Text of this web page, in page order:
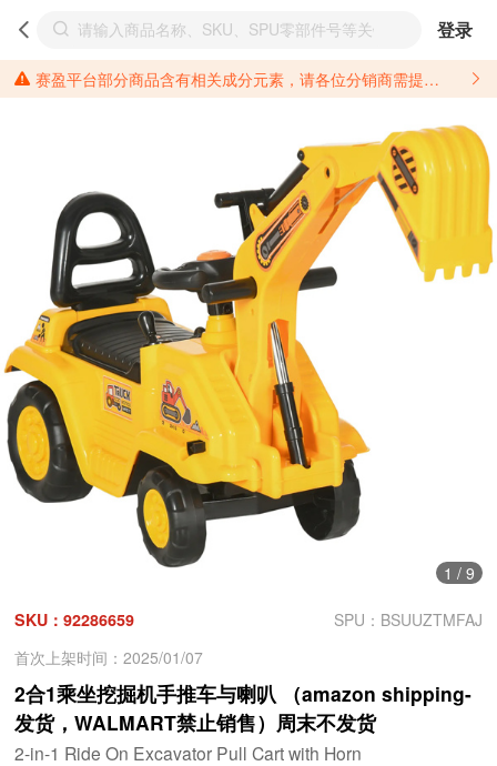
登录
赛盈平台部分商品含有相关成分元素，请各位分销商需提前了解产品材质情况，并针对其做好相关的风险把控，以免造成不必要的损失。 *美国加州65法案进一步规定了对于仅包含致癌物质，仅包含致生殖毒性物质，同时包含致癌物质和致生殖毒性物质，亦或是包含某一物质即为致癌物质又为致生殖毒性物质的产品的警示标语要求。 *新法案提供的警示标语修订并不是强制实施的，其只是避免昂贵诉讼的一种有效的方法。只要企业在保证其使用的另外的警示标语是“清晰和合理”并符合加州65法案要求的，那也是可以被接受的。*请充分了解第三方销售平台对商品上架规要求，并根据对应平台规则调整相关商品信息后进行上架，以免造成您不必要损失。 汽配产品上架注意事项： 不同第三方平台对于适配车型等信息的填写要求各有不同。例如：亚马逊明确禁止在产品标题、卖点和描述中直接使用适配车型的年份、品牌和型号信息；请您仔细研究并熟悉所销售平台关于汽配产品上架销售的具体规则，如果因上架的汽配产品信息填写不符合所销售平台要求，产生违规/侵权等问题所造成的损失需您自行承担。
1 / 9
SKU：92286659
SPU：BSUUZTMFAJ
首次上架时间：2025/01/07
2合1乘坐挖掘机手推车与喇叭 （amazon shipping-
发货，WALMART禁止销售）周末不发货
2-in-1 Ride On Excavator Pull Cart with Horn